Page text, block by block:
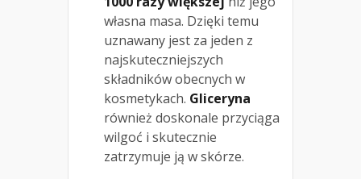
własna masa. Dzięki temu
uznawany jest za jeden z
najskuteczniejszych
składników obecnych w
kosmetykach. Gliceryna
również doskonale przyciąga
wilgoć i skutecznie
zatrzymuje ją w skórze.